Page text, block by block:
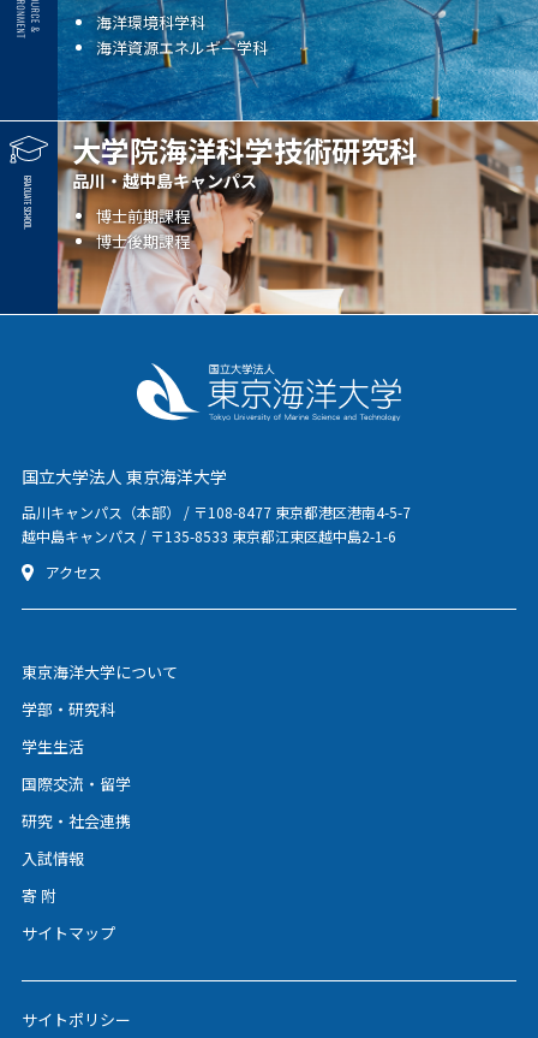
海洋環境科学科
海洋資源エネルギー学科
大学院海洋科学技術研究科
品川・越中島キャンパス
博士前期課程
博士後期課程
国立大学法人 東京海洋大学
品川キャンパス（本部） / 〒108-8477 東京都港区港南4-5-7
越中島キャンパス / 〒135-8533 東京都江東区越中島2-1-6
アクセス
東京海洋大学について
学部・研究科
学生生活
国際交流・留学
研究・社会連携
入試情報
寄 附
サイトマップ
サイトポリシー